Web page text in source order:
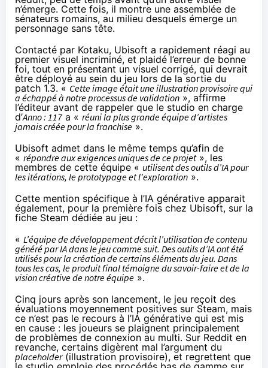
n’émerge. Cette fois, il montre une assemblée de
sénateurs romains, au milieu desquels émerge un
personnage sans tête.
Contacté par Kotaku, Ubisoft a rapidement réagi au
premier visuel incriminé, et plaidé l’erreur de bonne
foi, tout en présentant un visuel corrigé, qui devrait
être déployé au sein du jeu lors de la sortie du
patch 1.3. « Cette image était une illustration provisoire qui
a échappé à notre processus de validation », affirme
l’éditeur avant de rappeler que le studio en charge
d’Anno : 117a « réuni la plus grande équipe d’artistes
jamais créée pour la franchise ».
Ubisoft admet dans le même temps qu’afin de
« répondre aux exigences uniques de ce projet», les
membres de cette équipe « utilisent des outils d’IA pour
les itérations, le prototypage et l’exploration ».
Cette mention spécifique à l’IA générative apparait
également, pour la première fois chez Ubisoft, sur la
fiche Steam dédiée au jeu :
« L’équipe de développement décrit l’utilisation de contenu
généré par IA dans le jeu comme suit. Des outils d’IA ont été
utilisés pour la création de certains éléments du jeu. Dans
tous les cas, le produit final témoigne du savoir-faire et de la
vision créative de notre équipe ».
Cinq jours après son lancement, le jeu reçoit des
évaluations moyennement positives sur Steam, mais
ce n’est pas le recours à l’IA générative qui est mis
en cause : les joueurs se plaignent principalement
de problèmes de connexion au multi. Sur Reddit en
revanche, certains digèrent mal l’argument du
placeholder(illustration provisoire), et regrettent que